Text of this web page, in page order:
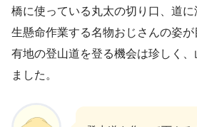
橋に使っている丸太の切り口、道
生懸命作業する名物おじさんの姿
有地の登山道を登る機会は珍しく
ました。